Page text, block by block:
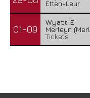
Etten-Leur
01-09
Wyatt E.
Merleyn
Tickets